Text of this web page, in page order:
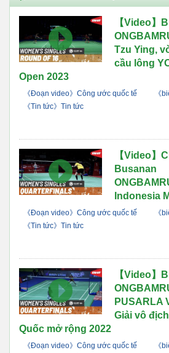
【Video】
Tzu Ying,
cầu lông
Open 2023
《Đoạn video》Công ước quốc tế
《
《Tin tức》Tin tức
【Video】
Busanan
Indonesia
《Đoạn video》Công ước quốc tế
《
《Tin tức》Tin tức
【Video】
PUSARLA
Giải vô
Quốc mở rộng 2022
《Đoạn video》Công ước quốc tế
《